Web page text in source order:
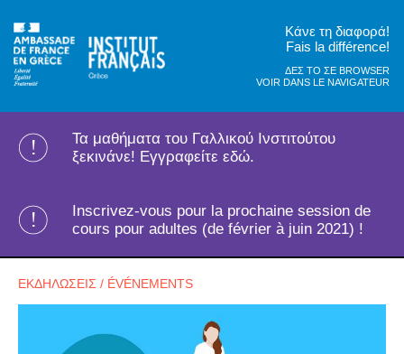
Κάνε τη διαφορά!
Fais la différence!
ΔΕΣ ΤΟ ΣΕ BROWSER
VOIR DANS LE NAVIGATEUR
Τα μαθήματα του Γαλλικού Ινστιτούτου
ξεκινάνε! Εγγραφείτε εδώ.
Inscrivez-vous pour la prochaine session de
cours pour adultes (de février à juin 2021) !
ΕΚΔΗΛΩΣΕΙΣ / ÉVÉNEMENTS